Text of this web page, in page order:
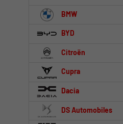
BMW
BYD
Citroën
Cupra
Dacia
DS Automobiles